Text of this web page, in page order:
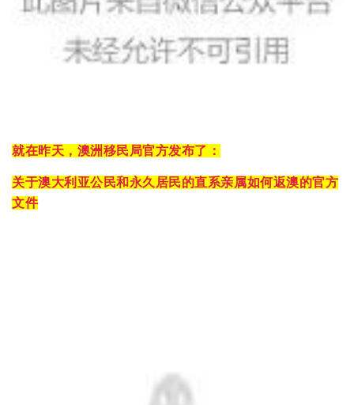
就在昨天，澳洲移民局官方发布了：
关于澳大利亚公民和永久居民的直系亲属如何返澳的官方
文件